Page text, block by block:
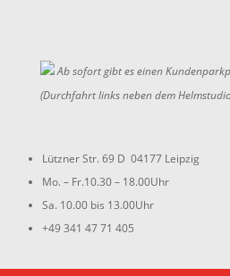
Ab sofort gibt es einen
(Durchfahrt links neben dem
Lützner Str. 69 D 04177 Leipzig
Mo. – Fr.10.30 – 18.00Uhr
Sa. 10.00 bis 13.00Uhr
+49 341 47 71 405